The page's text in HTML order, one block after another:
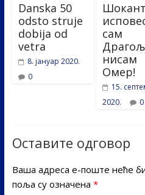
Danska 50
odsto struje
dobija od
vetra
8. јануар 2020.
0
сам
нисам
Омер!
15.
2020.
0
Оставите одговор
Ваша адреса е-поште неће
поља су означена *